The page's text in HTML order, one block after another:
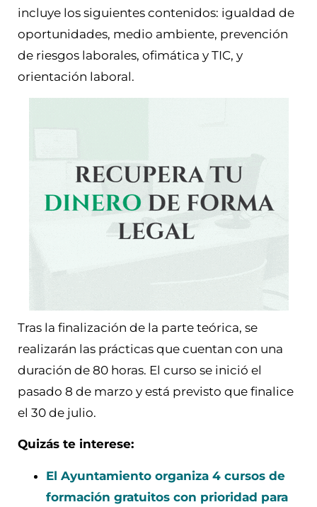
incluye los siguientes contenidos: igualdad de
oportunidades, medio ambiente, prevención
de riesgos laborales, ofimática y TIC, y
orientación laboral.
Tras la finalización de la parte teórica, se
realizarán las prácticas que cuentan con una
duración de 80 horas. El curso se inició el
pasado 8 de marzo y está previsto que finalice
el 30 de julio.
Quizás te interese:
El Ayuntamiento organiza 4 cursos de
formación gratuitos con prioridad para